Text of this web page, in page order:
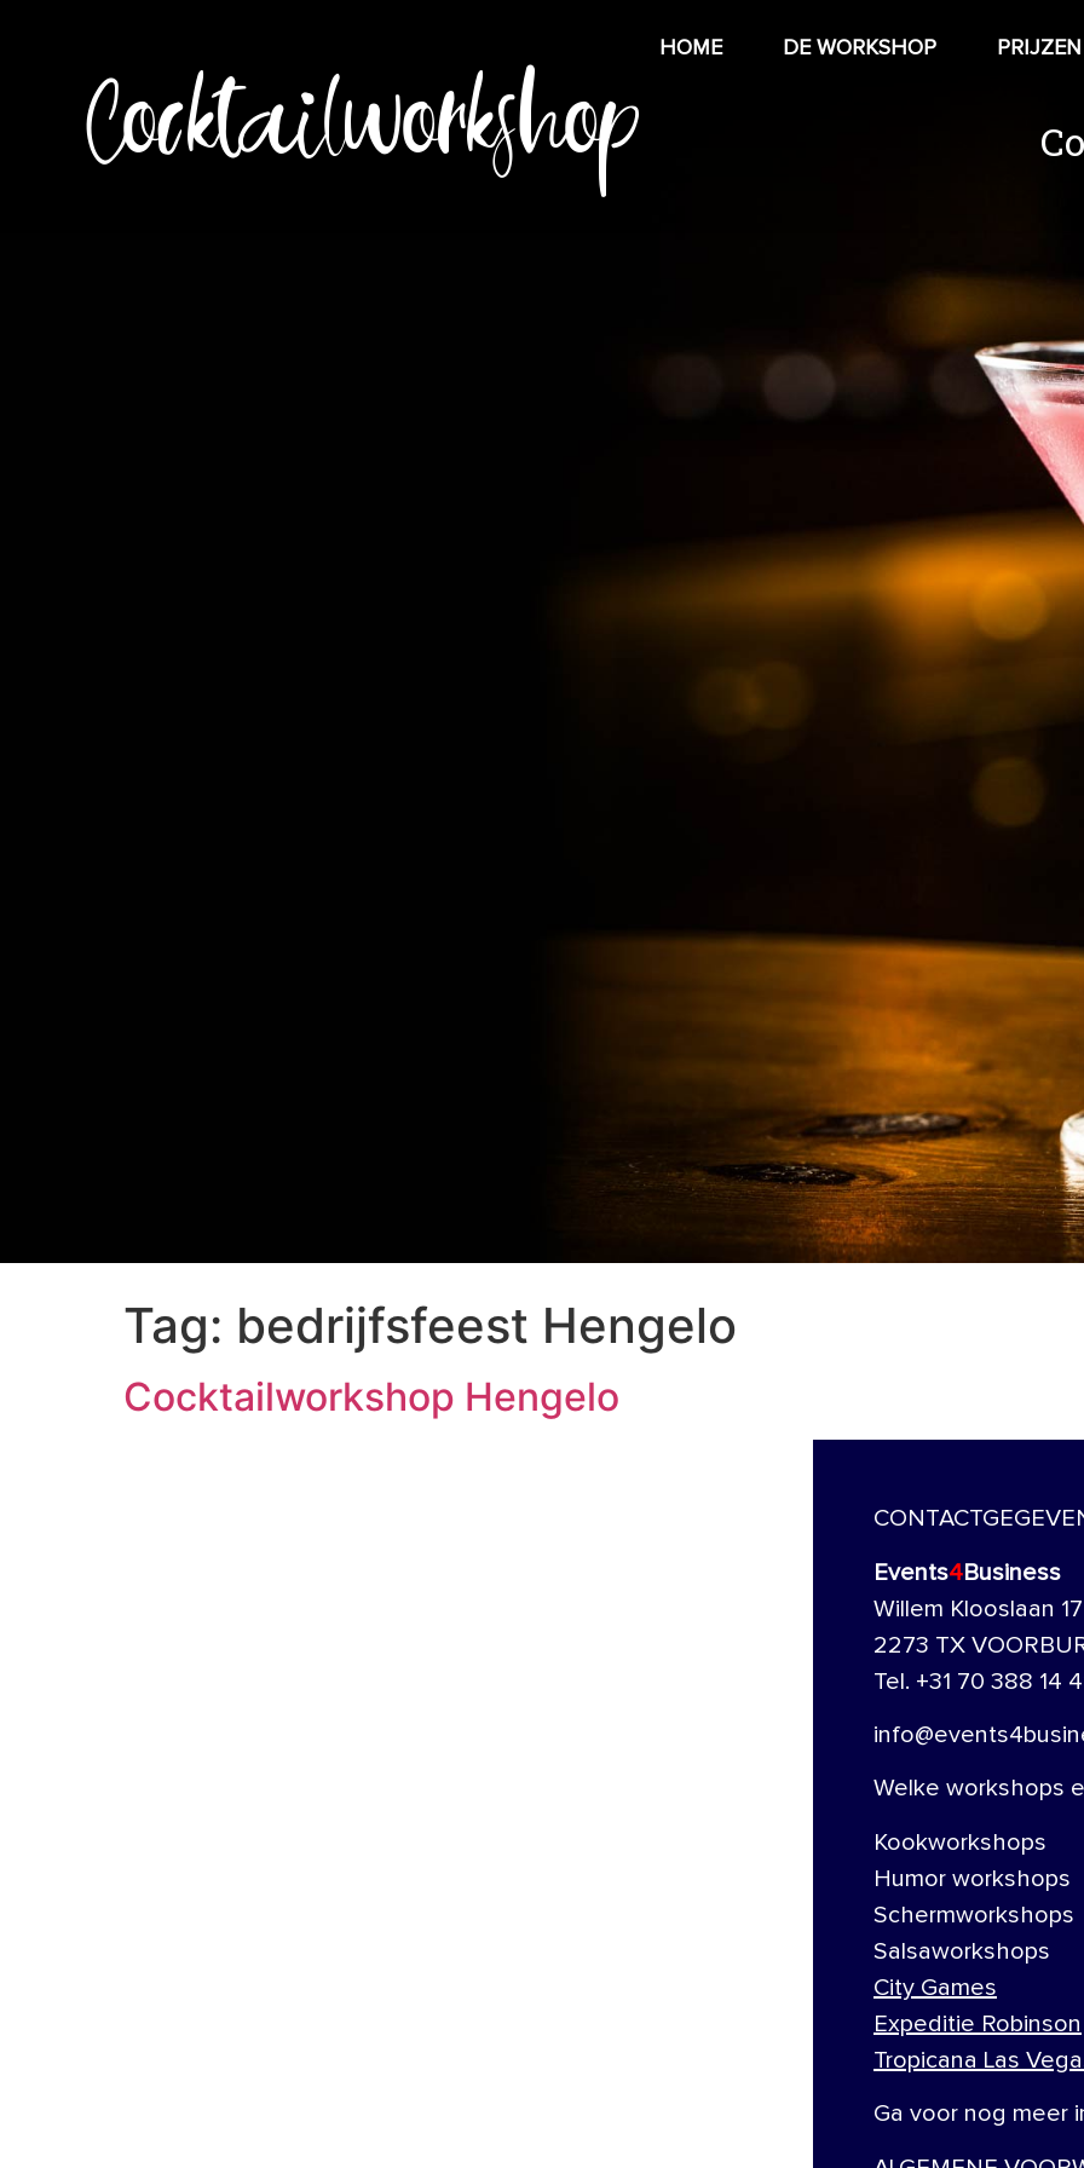
Cocktailworkshop HOME DE WORKSHOP PRIJZEN
Tag: bedrijfsfeest Hengelo
Cocktailworkshop Hengelo
Events4Business
Willem Klooslaan 17
2273 TX
Tel. +31 70 388 14
Welke workshops
Kookworkshops
Humor workshops
Schermworkshops
Salsaworkshops
City Games
Expeditie Robinson
Tropicana Las
Ga voor nog meer